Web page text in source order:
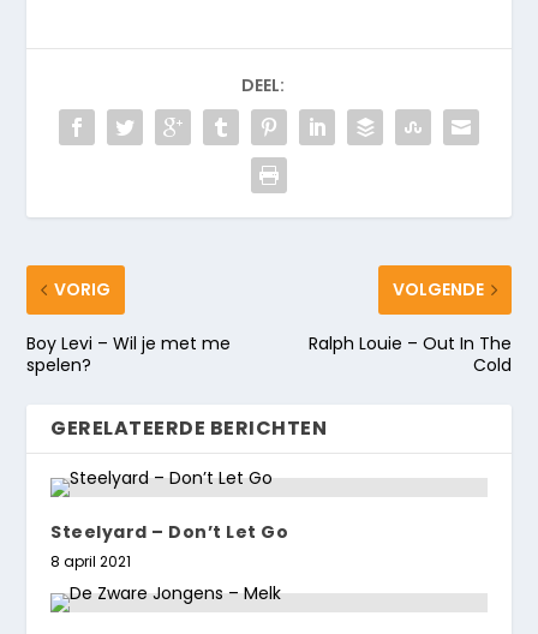
DEEL:
VORIG
Boy Levi – Wil je met me
spelen?
VOLGENDE
Ralph Louie – Out In The
Cold
GERELATEERDE BERICHTEN
Steelyard – Don’t Let Go
8 april 2021